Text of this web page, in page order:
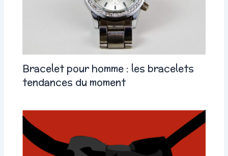
Bracelet pour homme : les bracelets
tendances du moment